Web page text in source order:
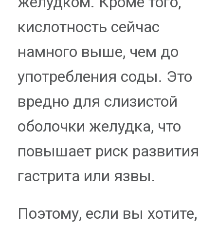
кислотность сейчас
намного выше, чем до
употребления соды. Это
вредно для слизистой
оболочки желудка, что
повышает риск развития
гастрита или язвы.
Поэтому, если вы хотите,